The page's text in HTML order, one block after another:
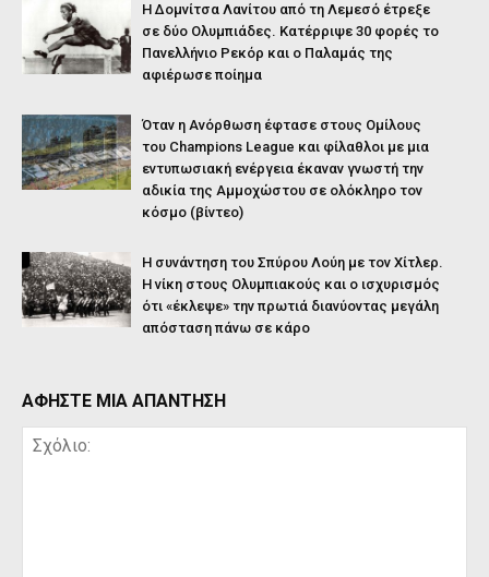
Η Δομνίτσα Λανίτου από τη Λεμεσό έτρεξε
σε δύο Ολυμπιάδες. Κατέρριψε 30 φορές το
Πανελλήνιο Ρεκόρ και ο Παλαμάς της
αφιέρωσε ποίημα
Όταν η Ανόρθωση έφτασε στους Ομίλους
του Champions League και φίλαθλοι με μια
εντυπωσιακή ενέργεια έκαναν γνωστή την
αδικία της Αμμοχώστου σε ολόκληρο τον
κόσμο (βίντεο)
Η συνάντηση του Σπύρου Λούη με τον Χίτλερ.
Η νίκη στους Ολυμπιακούς και ο ισχυρισμός
ότι «έκλεψε» την πρωτιά διανύοντας μεγάλη
απόσταση πάνω σε κάρο
ΑΦΗΣΤΕ ΜΙΑ ΑΠΑΝΤΗΣΗ